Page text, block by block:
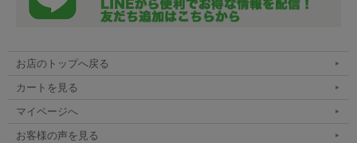
お店のトップへ戻る
カートを見る
マイページへ
お客様の声を見る